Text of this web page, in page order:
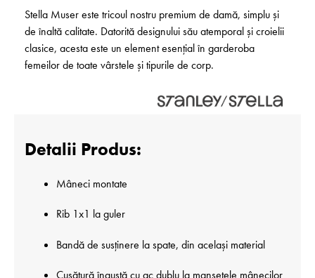
Stella Muser este tricoul nostru premium de damă, simplu și
de înaltă calitate. Datorită designului său atemporal și croielii
clasice, acesta este un element esențial în garderoba
femeilor de toate vârstele și tipurile de corp.
Detalii Produs:
Mâneci montate
Rib 1x1 la guler
Bandă de susținere la spate, din același material
Cusătură îngustă cu ac dublu la manșetele mânecilor